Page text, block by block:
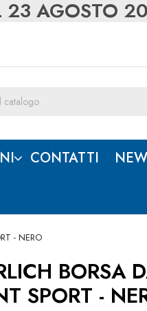
23 AGOSTO
CONTATTI
- NERO
BORSA
SPORT -